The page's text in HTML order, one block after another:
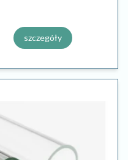
szczegóły